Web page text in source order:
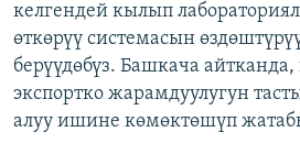
келгендей кылып
өткөрүү системасын
берүүдөбүз. Башкача
экспортко жарамдуулугун
алуу ишине көмөктөшүп